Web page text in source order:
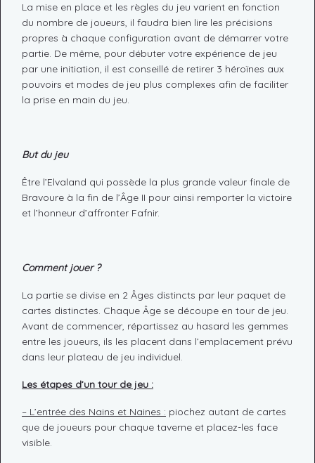
La mise en place et les règles du jeu varient en fonction
du nombre de joueurs, il faudra bien lire les précisions
propres à chaque configuration avant de démarrer votre
partie. De même, pour débuter votre expérience de jeu
par une initiation, il est conseillé de retirer 3 héroïnes aux
pouvoirs et modes de jeu plus complexes afin de faciliter
la prise en main du jeu.
But du jeu
Être l’Elvaland qui possède la plus grande valeur finale de
Bravoure à la fin de l’Âge II pour ainsi remporter la victoire
et l’honneur d’affronter Fafnir.
Comment jouer ?
La partie se divise en 2 Âges distincts par leur paquet de
cartes distinctes. Chaque Âge se découpe en tour de jeu.
Avant de commencer, répartissez au hasard les gemmes
entre les joueurs, ils les placent dans l’emplacement prévu
dans leur plateau de jeu individuel.
Les étapes d’un tour de jeu :
– L’entrée des Nains et Naines : piochez autant de cartes
que de joueurs pour chaque taverne et placez-les face
visible.